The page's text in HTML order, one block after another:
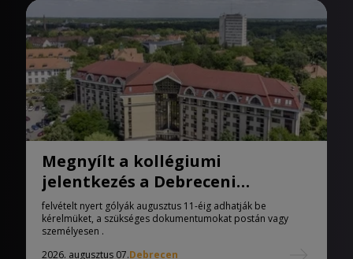
Megnyílt a kollégiumi
jelentkezés a Debreceni
Egyetemen
felvételt nyert gólyák augusztus 11-éig adhatják be
kérelmüket, a szükséges dokumentumokat postán vagy
személyesen .
2026. augusztus 07.Debrecen